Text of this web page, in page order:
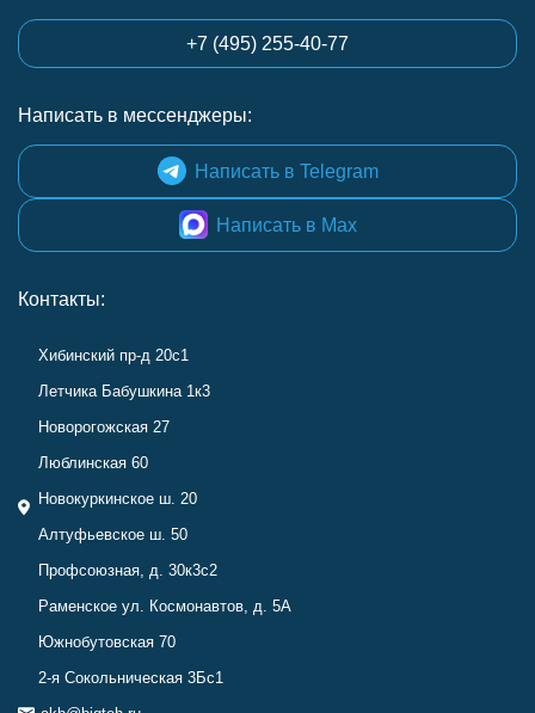
+7 (495) 255-40-77
Написать в мессенджеры:
Написать в Telegram
Написать в Max
Контакты:
Хибинский пр-д 20с1
Летчика Бабушкина 1к3
Новорогожская 27
Люблинская 60
Новокуркинское ш. 20
Алтуфьевское ш. 50
Профсоюзная, д. 30к3с2
Раменское ул. Космонавтов, д. 5А
Южнобутовская 70
2-я Сокольническая 3Бс1